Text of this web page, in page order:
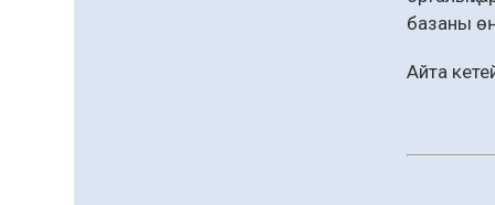
базаны
Айта